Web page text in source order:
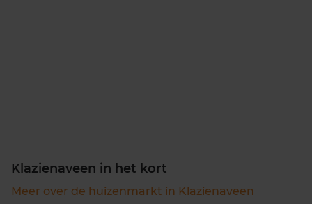
Klazienaveen in het kort
Meer over de huizenmarkt in Klazienaveen